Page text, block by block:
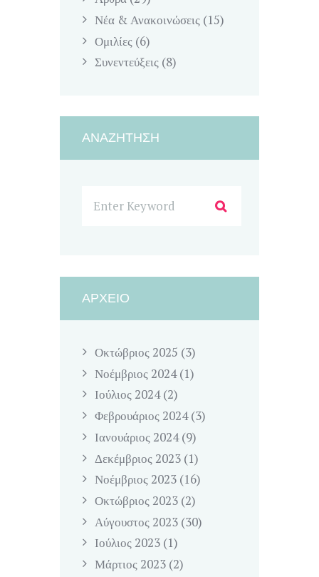
Νέα & Ανακοινώσεις (15)
Ομιλίες (6)
Συνεντεύξεις (8)
ΑΝΑΖΉΤΗΣΗ
ΑΡΧΕΊΟ
Οκτώβριος 2025 (3)
Νοέμβριος 2024(1)
Ιούλιος 2024(2)
Φεβρουάριος 2024(3)
Ιανουάριος 2024(9)
Δεκέμβριος 2023 (1)
Νοέμβριος 2023 (16)
Οκτώβριος 2023 (2)
Αύγουστος 2023 (30)
Ιούλιος 2023 (1)
Μάρτιος 2023 (2)